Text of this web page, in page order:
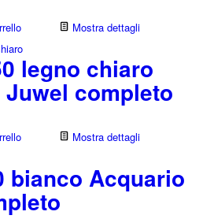
Mostra dettagli
legno chiaro
completo
Mostra dettagli
bianco Acquario